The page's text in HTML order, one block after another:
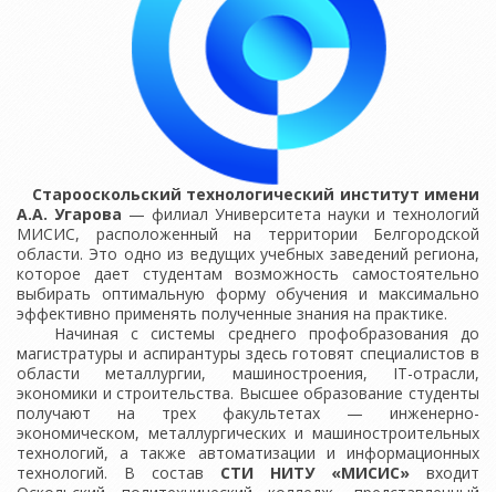
Старооскольский технологический институт имени
А.А. Угарова — филиал Университета науки и технологий
МИСИС, расположенный на территории Белгородской
области. Это одно из ведущих учебных заведений региона,
которое дает студентам возможность самостоятельно
выбирать оптимальную форму обучения и максимально
эффективно применять полученные знания на практике.
Начиная с системы среднего профобразования до
магистратуры и аспирантуры здесь готовят специалистов в
области металлургии, машиностроения, IT-отрасли,
экономики и строительства. Высшее образование студенты
получают на трех факультетах — инженерно-
экономическом, металлургических и машиностроительных
технологий, а также автоматизации и информационных
технологий. В состав СТИ НИТУ «МИСИС» входит